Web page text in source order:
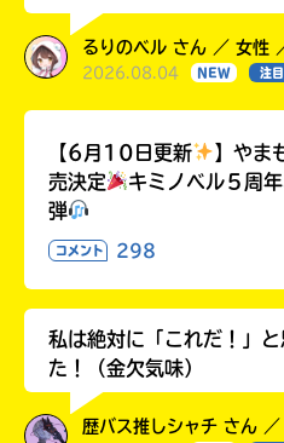
るりのベル さん ／ 女性
2026.08.04 NEW 注
【6月10日更新
】やま
売決定
キミノベル５周
弾
コメント 298
私は絶対に「これだ！」
た！（金欠気味）
歴バス推しシャチ さん